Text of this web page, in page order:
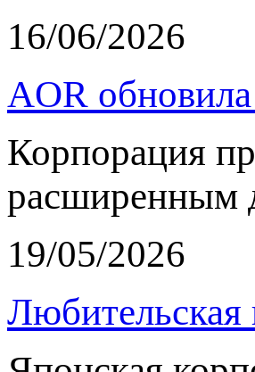
16/06/2026
AOR обновила
Корпорация
расширенным
19/05/2026
Любительская